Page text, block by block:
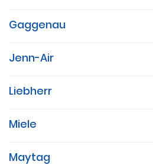
Gaggenau
Jenn-Air
Liebherr
Miele
Maytag